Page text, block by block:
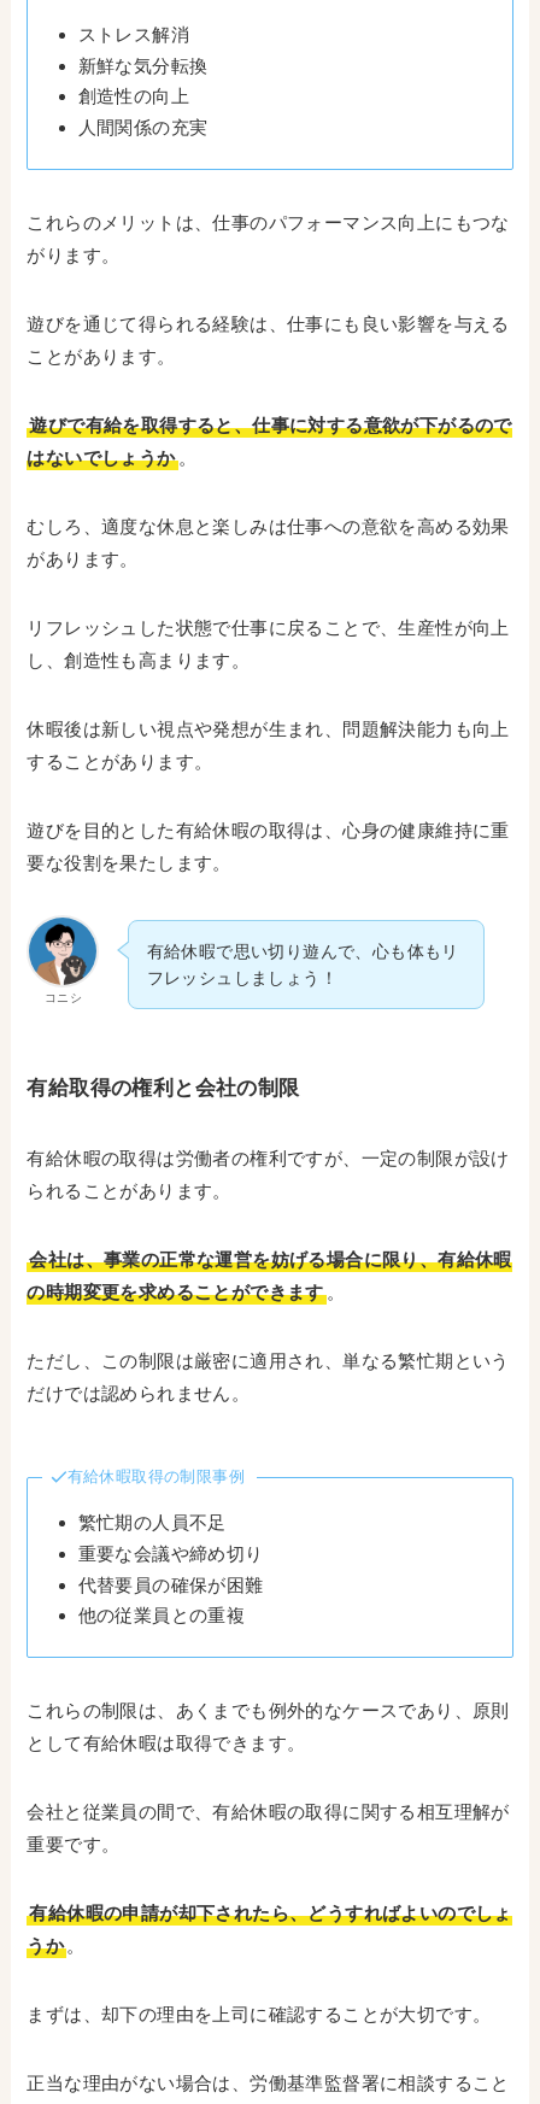
ストレス解消
新鮮な気分転換
創造性の向上
人間関係の充実
これらのメリットは、仕事のパフォーマンス向上にもつな
がります。
遊びを通じて得られる経験は、仕事にも良い影響を与える
ことがあります。
遊びで有給を取得すると、仕事に対する意欲が下がるので
はないでしょうか。
むしろ、適度な休息と楽しみは仕事への意欲を高める効果
があります。
リフレッシュした状態で仕事に戻ることで、生産性が向上
し、創造性も高まります。
休暇後は新しい視点や発想が生まれ、問題解決能力も向上
することがあります。
遊びを目的とした有給休暇の取得は、心身の健康維持に重
要な役割を果たします。
コニシ
有給休暇で思い切り遊んで、心も体もリ
フレッシュしましょう！
有給取得の権利と会社の制限
有給休暇の取得は労働者の権利ですが、一定の制限が設け
られることがあります。
会社は、事業の正常な運営を妨げる場合に限り、有給休暇
の時期変更を求めることができます。
ただし、この制限は厳密に適用され、単なる繁忙期という
だけでは認められません。
有給休暇取得の制限事例
繁忙期の人員不足
重要な会議や締め切り
代替要員の確保が困難
他の従業員との重複
これらの制限は、あくまでも例外的なケースであり、原則
として有給休暇は取得できます。
会社と従業員の間で、有給休暇の取得に関する相互理解が
重要です。
有給休暇の申請が却下されたら、どうすればよいのでしょ
うか 。
まずは、却下の理由を上司に確認することが大切です。
正当な理由がない場合は、労働基準監督署に相談すること